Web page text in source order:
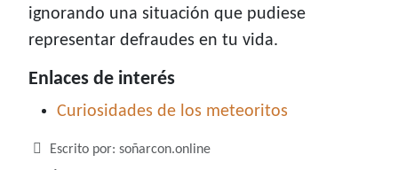
ignorando una situación que pudiese
representar defraudes en tu vida.
Enlaces de interés
Curiosidades de los meteoritos
Detalles
Escrito por: soñarcon.online